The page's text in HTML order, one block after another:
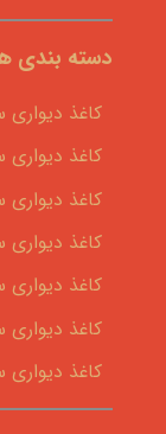
دسته بندی
کاغذ
کاغذ
کاغذ
کاغذ
کاغذ
کاغذ دیواری
کاغذ دیواری